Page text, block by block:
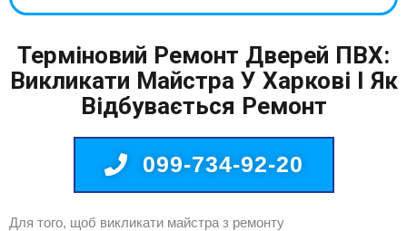
Терміновий Ремонт Дверей ПВХ:
Викликати Майстра У Харкові І Як
Відбувається Ремонт
099-734-92-20
Для того, щоб викликати майстра з ремонту